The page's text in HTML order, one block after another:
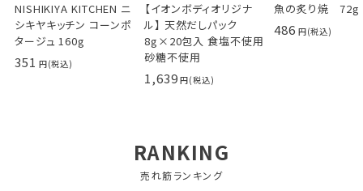
NISHIKIYA KITCHEN ニ
シキヤキッチン コーンポ
タージュ 160g
351
【イオンボディオリジナ
ル】 天然だしパック
8g×20包入 食塩不使用
砂糖不使用
1,639
魚の炙り焼 72g
486
RANKING
売れ筋ランキング